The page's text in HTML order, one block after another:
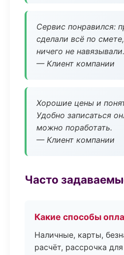
Сервис понравился:
сделали всё по
ничего не навязывали.
— Клиент компании
Хорошие цены и
Удобно записаться
можно поработать.
— Клиент компании
Часто
Какие способы
Наличные, карты,
расчёт, рассрочка